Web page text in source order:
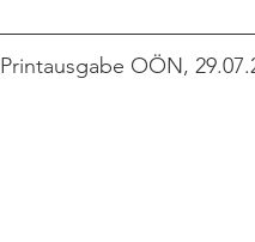
Printausgabe OÖN,